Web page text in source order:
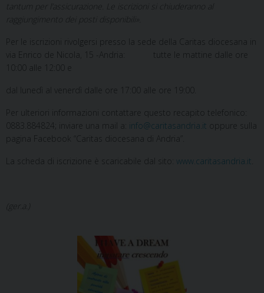
tantum per l’assicurazione. Le iscrizioni si chiuderanno al
Per le iscrizioni rivolgersi presso la sede della Caritas diocesana in
via Enrico de Nicola, 15 -Andria: tutte le mattine dalle ore
10:00 alle 12:00 e
dal lunedì al venerdì dalle ore 17:00 alle ore 19:00.
Per ulteriori informazioni contattare questo recapito telefonico:
0883.884824; inviare una mail a: info@caritasandria.it oppure sulla
pagina Facebook “Caritas diocesana di Andria”.
La scheda di iscrizione è scaricabile dal sito: www.caritasandria.it